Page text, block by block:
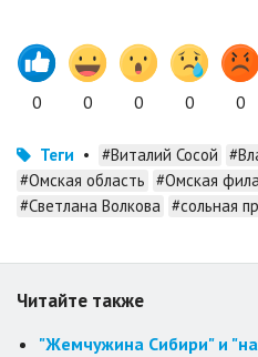
0 0 0 0 0
Теги • #Виталий Сосой
#Омская область #Омская
#Светлана Волкова #сольная
Читайте также
"Жемчужина Сибири" и